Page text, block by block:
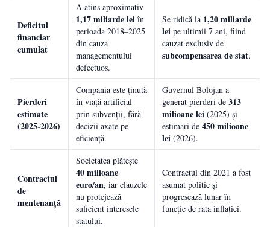
Deficitul
financiar
cumulat
A atins aproximativ
1,17 miliarde lei în
perioada 2018–2025
din cauza
managementului
defectuos.
Se ridică la 1,20 miliarde
lei pe ultimii 7 ani, fiind
cauzat exclusiv de
subcompensarea de stat.
Pierderi
estimate
(2025-2026)
Compania este ținută
în viață artificial
prin subvenții, fără
decizii axate pe
eficiență.
Guvernul Bolojan a
generat pierderi de 313
milioane lei (2025) și
estimări de 450 milioane
lei (2026).
Contractul
de
mentenanță
Societatea plătește
40 milioane
euro/an, iar clauzele
nu protejează
suficient interesele
statului.
Contractul din 2021 a fost
asumat politic și
progresează lunar în
funcție de rata inflației.